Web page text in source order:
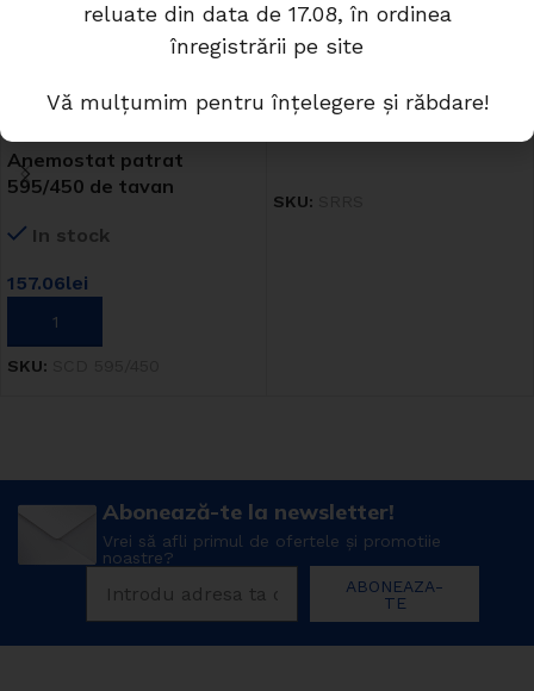
Anemostat patrat
595/450 de tavan
In stock
157.06lei
ADAUGĂ ÎN COȘ
SKU:
Cutie plenum ventilatie
izolata
Disponibil la comanda
SKU:
Abonează-te la newsletter!
Vrei să afli primul de ofertele și promotiie
noastre?
ABONEAZA-
TE
reluate din data de 17.08, în ordinea
înregistrării pe site
Vă mulțumim pentru înțelegere și răbdare!